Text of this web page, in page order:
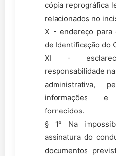
cópia reprográfica
relacionados no
X - endereço para
de Identificação do
XI -
responsabilidade
administrativa,
informações e
fornecidos.
§ 1º Na
assinatura do
documentos